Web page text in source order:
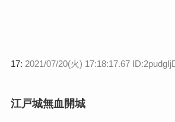
17: 2021/07/20(火) 17:18:17.67
江戸城無血開城